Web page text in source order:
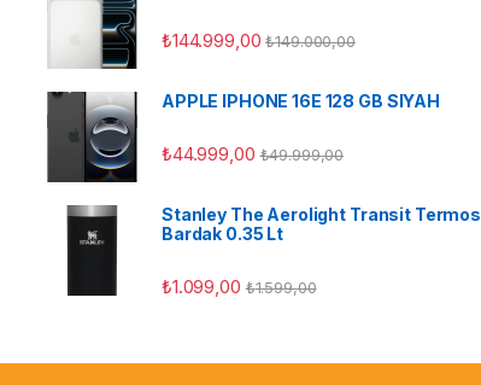
₺144.999,00 ₺149.000,00
APPLE IPHONE 16E 128 GB SIYAH
₺44.999,00 ₺49.999,00
Stanley The Aerolight Transit Termos
Bardak 0.35 Lt
₺1.099,00 ₺1.599,00